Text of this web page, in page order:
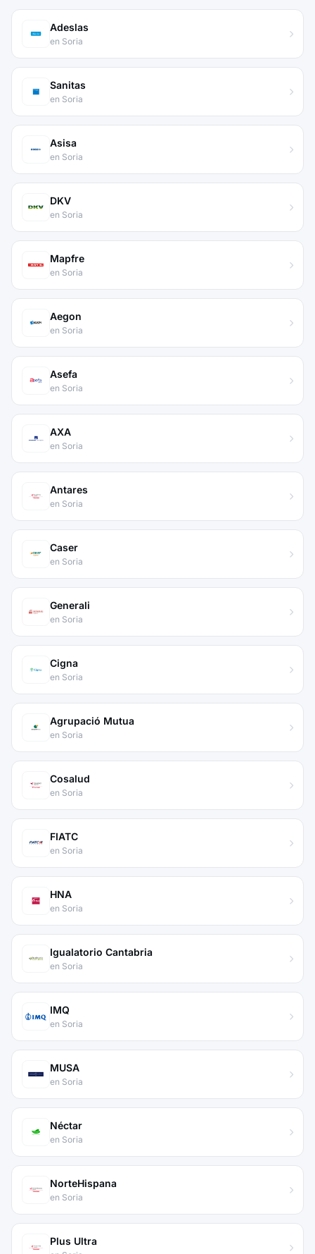
Adeslas
en Soria
Sanitas
en Soria
Asisa
en Soria
DKV
en Soria
Mapfre
en Soria
Aegon
en Soria
Asefa
en Soria
AXA
en Soria
Antares
en Soria
Caser
en Soria
Generali
en Soria
Cigna
en Soria
Agrupació Mutua
en Soria
Cosalud
en Soria
FIATC
en Soria
HNA
en Soria
Igualatorio Cantabria
en Soria
IMQ
en Soria
MUSA
en Soria
Néctar
en Soria
NorteHispana
en Soria
Plus Ultra